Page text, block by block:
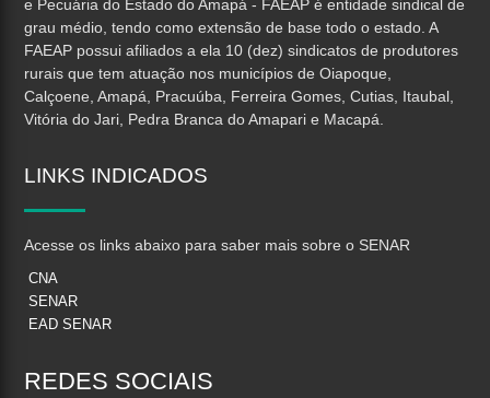
e Pecuária do Estado do Amapá - FAEAP é entidade sindical de
grau médio, tendo como extensão de base todo o estado. A
FAEAP possui afiliados a ela 10 (dez) sindicatos de produtores
rurais que tem atuação nos municípios de Oiapoque,
Calçoene, Amapá, Pracuúba, Ferreira Gomes, Cutias, Itaubal,
Vitória do Jari, Pedra Branca do Amapari e Macapá.
LINKS INDICADOS
Acesse os links abaixo para saber mais sobre o SENAR
CNA
SENAR
EAD SENAR
REDES SOCIAIS